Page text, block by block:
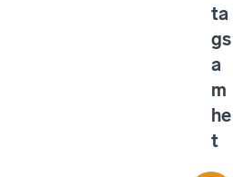
ta
gs
a
m
he
t